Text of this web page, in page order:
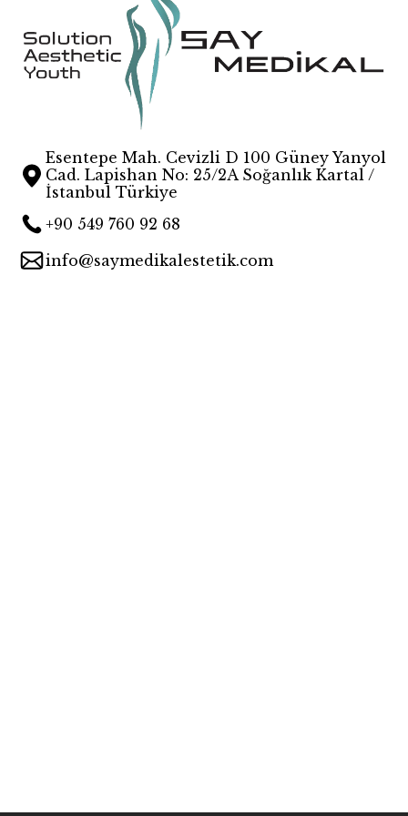
Esentepe Mah. Cevizli D 100 Güney Yanyol
Cad. Lapishan No: 25/2A Soğanlık Kartal /
İstanbul Türkiye
+90 549 760 92 68
info@saymedikalestetik.com